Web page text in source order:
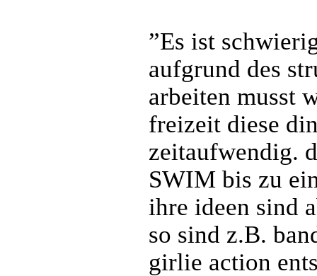
”Es ist
aufgrund des
arbeiten musst
freizeit diese
zeitaufwendig.
SWIM bis zu
ihre ideen sind
so sind z.B.
girlie action